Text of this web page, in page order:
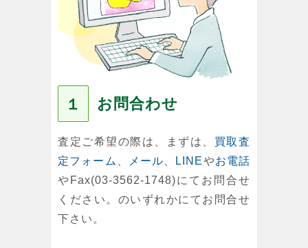
１ お問合わせ
査定ご希望の際は、まずは、 買取査
定フォーム
メール LINEやお電話
やFax(03-3562-1748)にてお問合せ
ください。のいずれかにてお問合せ
下さい。